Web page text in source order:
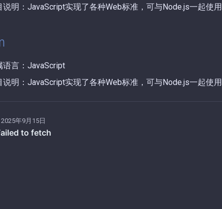
说明：JavaScript实现了各种Web标准，可与Node.js一起使用
语言：JavaScript
说明：JavaScript实现了各种Web标准，可与Node.js一起使用
2025年9月15日